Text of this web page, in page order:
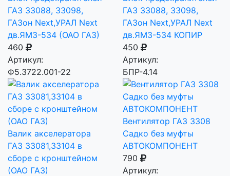
ГАЗ 33088, 33098,
ГАЗон Next,УРАЛ Next
дв.ЯМЗ-534 (ОАО ГАЗ)
460
Артикул:
Ф5.3722.001-22
ГАЗ 33088, 33098,
ГАЗон Next,УРАЛ Next
дв.ЯМЗ-534 КОПИР
450
Артикул:
БПР-4.14
Валик акселератора
ГАЗ 33081,33104 в
сборе с кронштейном
(ОАО ГАЗ)
Вентилятор ГАЗ 3308
Садко без муфты
АВТОКОМПОНЕНТ
790
Артикул: